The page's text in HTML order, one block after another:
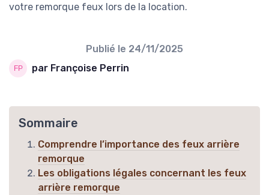
votre remorque feux lors de la location.
Publié le 24/11/2025
par Françoise Perrin
Sommaire
Comprendre l’importance des feux arrière
remorque
Les obligations légales concernant les feux
arrière remorque